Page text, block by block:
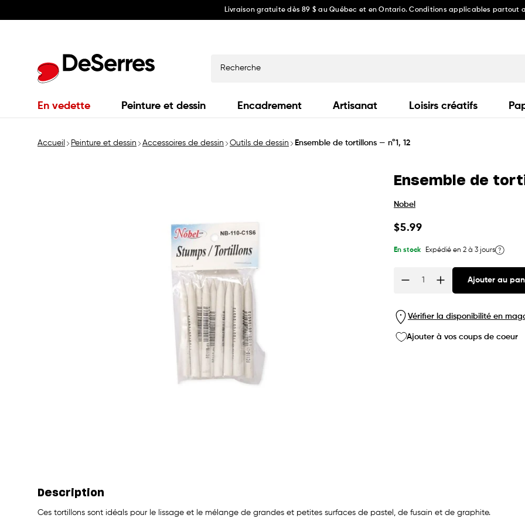
Livraison gratuite dès 89 $ au Québec et en Ontario. Conditions applicables partout
En vedette Peinture et dessin Encadrement Artisanat Loisirs créatifs
Accueil Peinture et dessin Accessoires de dessin Outils de dessin Ensemble de tortillons — n°1, 12
Ensemble de
Nobel
Prix
$5.99
En stock Expédié en 2 à 3 jours
Quantité
Ajouter au
Vérifier la disponibilité en
Ajouter à vos coups de coeur
Description
Ces tortillons sont idéals pour le lissage et le mélange de grandes et petites surfaces de pastel, de fusain et de graphite.